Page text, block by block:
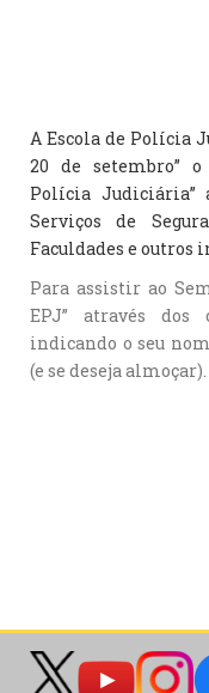
A Escola de Polícia
20 de setembro”
Polícia Judiciária”
Serviços de
Faculdades e outros
Para assistir ao
EPJ” através dos
indicando o seu
(e se deseja